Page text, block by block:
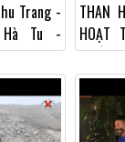
Trang -
Hà Tu -
THAN
HOẠT
XUẤT